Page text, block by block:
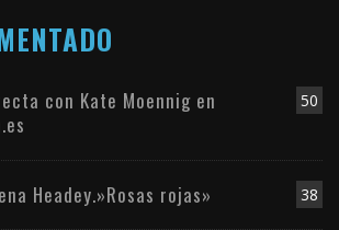
50
con Kate Moennig en
38
Headey.»Rosas rojas»